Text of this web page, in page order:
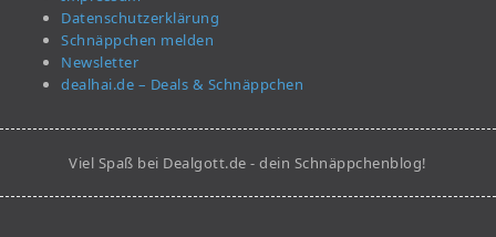
Datenschutzerklärung
Schnäppchen melden
Newsletter
dealhai.de – Deals & Schnäppchen
Viel Spaß bei Dealgott.de - dein Schnäppchenblog!